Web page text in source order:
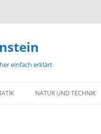
einfach erklärt
NATUR UND TECHNIK